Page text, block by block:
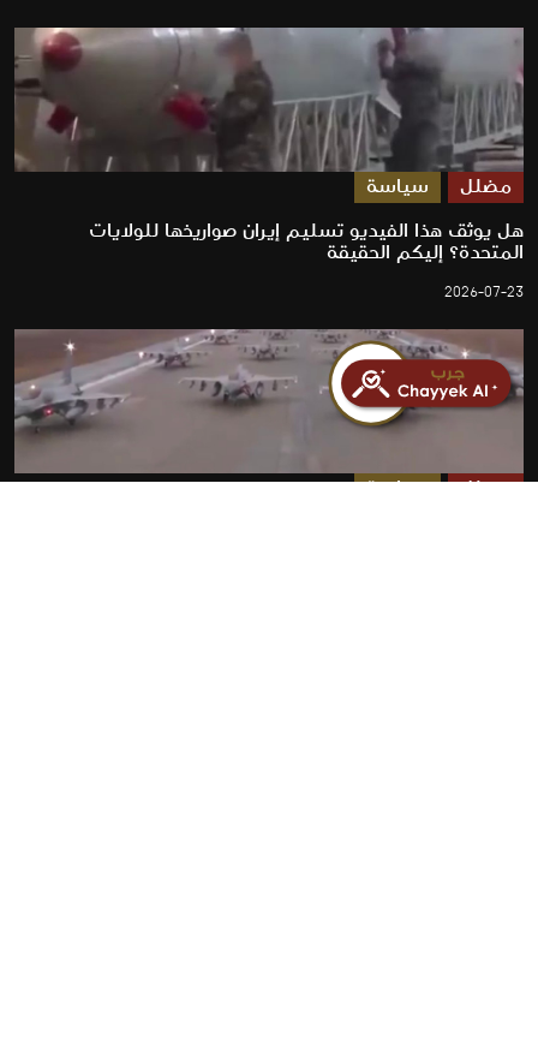
مضلل سياسة
هل يوثق هذا الفيديو تسليم إيران صواريخها للولايات
المتحدة؟ إليكم الحقيقة
2026-07-23
مضلل سياسة